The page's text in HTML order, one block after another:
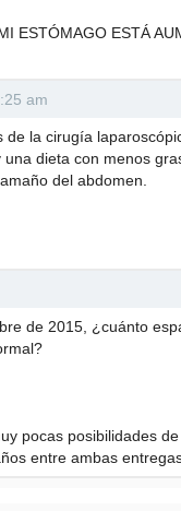
ESTÓMAGO ESTÁ
am
la cirugía
dieta con menos
del abdomen.
de 2015, ¿cuánto
pocas posibilidades
entre ambas